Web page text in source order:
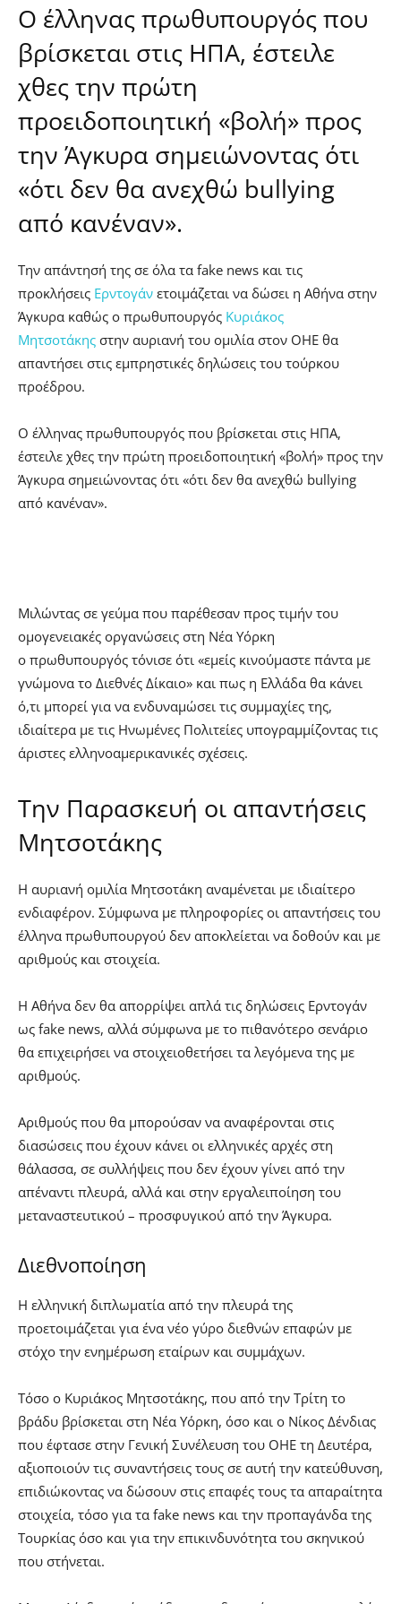
Ο έλληνας πρωθυπουργός που
βρίσκεται στις ΗΠΑ, έστειλε
χθες την πρώτη
προειδοποιητική «βολή» προς
την Άγκυρα σημειώνοντας ότι
«ότι δεν θα ανεχθώ bullying
από κανέναν».
Την απάντησή της σε όλα τα fake news και τις
προκλήσεις Ερντογάν ετοιμάζεται να δώσει η Αθήνα στην
Άγκυρα καθώς ο πρωθυπουργός Κυριάκος
Μητσοτάκης στην αυριανή του ομιλία στον ΟΗΕ θα
απαντήσει στις εμπρηστικές δηλώσεις του τούρκου
προέδρου.
Ο έλληνας πρωθυπουργός που βρίσκεται στις ΗΠΑ,
έστειλε χθες την πρώτη προειδοποιητική «βολή» προς την
Άγκυρα σημειώνοντας ότι «ότι δεν θα ανεχθώ bullying
από κανέναν».
Μιλώντας σε γεύμα που παρέθεσαν προς τιμήν του
ομογενειακές οργανώσεις στη Νέα Υόρκη
ο πρωθυπουργός τόνισε ότι «εμείς κινούμαστε πάντα με
γνώμονα το Διεθνές Δίκαιο» και πως η Ελλάδα θα κάνει
ό,τι μπορεί για να ενδυναμώσει τις συμμαχίες της,
ιδιαίτερα με τις Ηνωμένες Πολιτείες υπογραμμίζοντας τις
άριστες ελληνοαμερικανικές σχέσεις.
Την Παρασκευή οι απαντήσεις
Μητσοτάκης
Η αυριανή ομιλία Μητσοτάκη αναμένεται με ιδιαίτερο
ενδιαφέρον. Σύμφωνα με πληροφορίες οι απαντήσεις του
έλληνα πρωθυπουργού δεν αποκλείεται να δοθούν και με
αριθμούς και στοιχεία.
Η Αθήνα δεν θα απορρίψει απλά τις δηλώσεις Ερντογάν
ως fake news, αλλά σύμφωνα με το πιθανότερο σενάριο
θα επιχειρήσει να στοιχειοθετήσει τα λεγόμενα της με
αριθμούς.
Αριθμούς που θα μπορούσαν να αναφέρονται στις
διασώσεις που έχουν κάνει οι ελληνικές αρχές στη
θάλασσα, σε συλλήψεις που δεν έχουν γίνει από την
απέναντι πλευρά, αλλά και στην εργαλειποίηση του
μεταναστευτικού – προσφυγικού από την Άγκυρα.
Διεθνοποίηση
Η ελληνική διπλωματία από την πλευρά της
προετοιμάζεται για ένα νέο γύρο διεθνών επαφών με
στόχο την ενημέρωση εταίρων και συμμάχων.
Τόσο ο Κυριάκος Μητσοτάκης, που από την Τρίτη το
βράδυ βρίσκεται στη Νέα Υόρκη, όσο και ο Νίκος Δένδιας
που έφτασε στην Γενική Συνέλευση του ΟΗΕ τη Δευτέρα,
αξιοποιούν τις συναντήσεις τους σε αυτή την κατεύθυνση,
επιδιώκοντας να δώσουν στις επαφές τους τα απαραίτητα
στοιχεία, τόσο για τα fake news και την προπαγάνδα της
Τουρκίας όσο και για την επικινδυνότητα του σκηνικού
που στήνεται.